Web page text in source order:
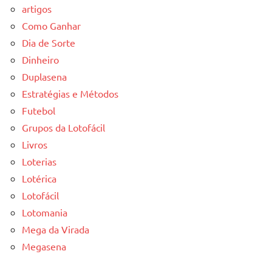
artigos
Como Ganhar
Dia de Sorte
Dinheiro
Duplasena
Estratégias e Métodos
Futebol
Grupos da Lotofácil
Livros
Loterias
Lotérica
Lotofácil
Lotomania
Mega da Virada
Megasena